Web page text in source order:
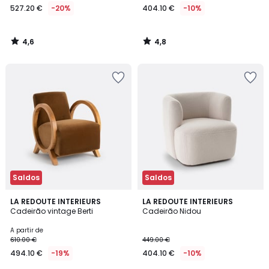
527.20 € -20%
4,6
/
404.10 € -10%
4,8
/
Saldos
LA REDOUTE INTERIEURS
Cadeirão vintage Berti
A partir de
610.00 €
494.10 € -19%
4,6
/ 5
2
Cores
Saldos
LA REDOUTE INTERIEURS
Cadeirão Nidou
449.00 €
404.10 € -10%
4,9
/ 5